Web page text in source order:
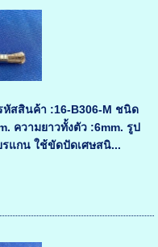
หัสสินค้า :16-B306-M ชนิด
ความยาวทั้งตัว :6mm. รูป
รแกน ใช้ขัดปัดเศษสนิ...